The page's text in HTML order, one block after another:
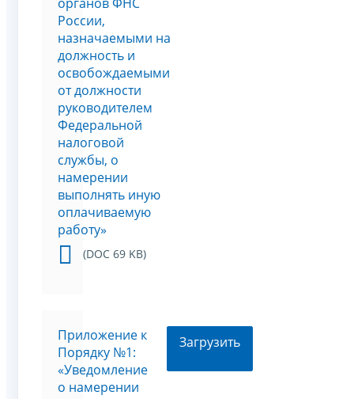
органов ФНС
России,
назначаемыми на
должность и
освобождаемыми
от должности
руководителем
Федеральной
налоговой
службы, о
намерении
выполнять иную
оплачиваемую
работу»
(DOC 69 KB)
Приложение к
Порядку №1:
«Уведомление
о намерении
Загрузить